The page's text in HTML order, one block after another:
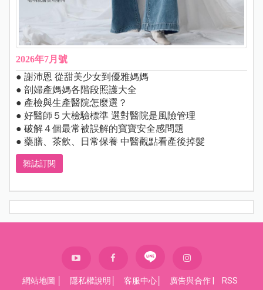
2026年7月號
● 謝沛恩 從甜美少女到優雅媽媽
● 剖婦產媽媽各階段照護大全
● 產檢與生產醫院怎麼選？
● 好醫師５大檢驗標準 選對醫院是風險管理
● 破解４個最常被誤解的寶寶安全感問題
● 藥膳、茶飲、日常保養 中醫觀點看產後掉髮
雜誌訂閱
網站地圖 隱私權說明 客服中心 廣告與合作 RSS